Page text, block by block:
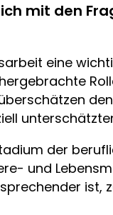
mit den
eine
der
und
ist,